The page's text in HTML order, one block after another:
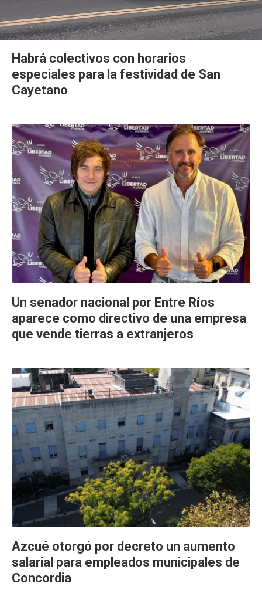
Habrá colectivos con horarios
especiales para la festividad de San
Cayetano
Un senador nacional por Entre Ríos
aparece como directivo de una empresa
que vende tierras a extranjeros
Azcué otorgó por decreto un aumento
salarial para empleados municipales de
Concordia